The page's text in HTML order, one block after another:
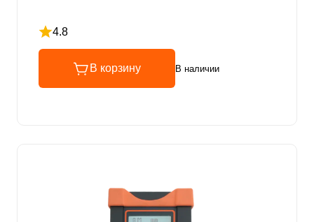
4.8
Рейтинг 4.8 из 5
В корзину В наличии